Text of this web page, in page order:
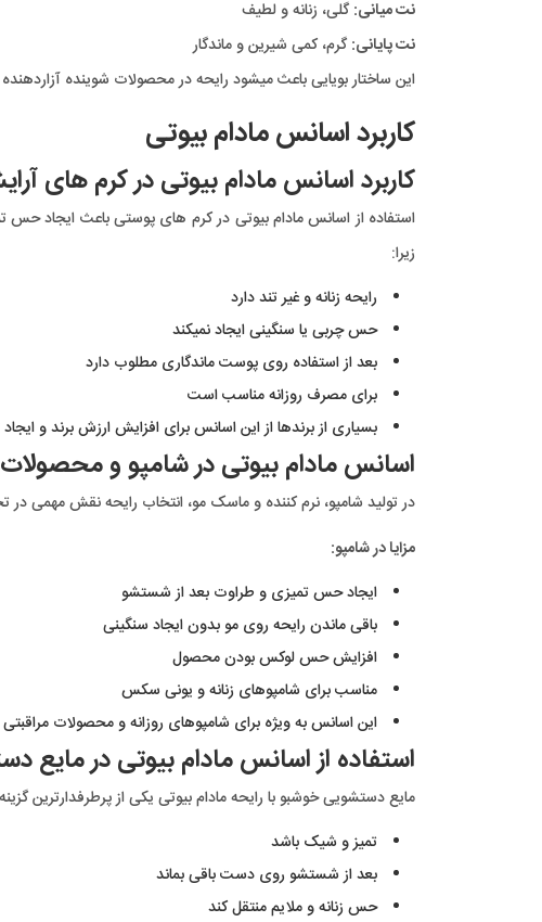
نت میانی: گلی، زنانه و لطیف
نت پایانی: گرم، کمی شیرین و ماندگار
این ساختار بویایی باعث میشود رایحه در محصولات شوینده
کاربرد اسانس مادام بیوتی
کاربرد اسانس مادام بیوتی در کرم های
استفاده از اسانس مادام بیوتی در کرم های پوستی باعث ایجاد
زیرا:
رایحه زنانه و غیر تند دارد
حس چربی یا سنگینی ایجاد نمیکند
بعد از استفاده روی پوست ماندگاری مطلوب دارد
برای مصرف روزانه مناسب است
بسیاری از برندها از این اسانس برای افزایش ارزش برند و ایجاد
اسانس مادام بیوتی در شامپو و
در تولید شامپو، نرم کننده و ماسک مو، انتخاب رایحه نقش مهمی در
مزایا در شامپو:
ایجاد حس تمیزی و طراوت بعد از شستشو
باقی ماندن رایحه روی مو بدون ایجاد سنگینی
افزایش حس لوکس بودن محصول
مناسب برای شامپوهای زنانه و یونی سکس
این اسانس به ویژه برای شامپوهای روزانه و محصولات
استفاده از اسانس مادام بیوتی در مایع
مایع دستشویی خوشبو با رایحه مادام بیوتی یکی از پرطرفدارترین
تمیز و شیک باشد
بعد از شستشو روی دست باقی بماند
حس زنانه و ملایم منتقل کند